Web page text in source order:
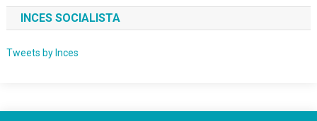
INCES SOCIALISTA
Tweets by Inces